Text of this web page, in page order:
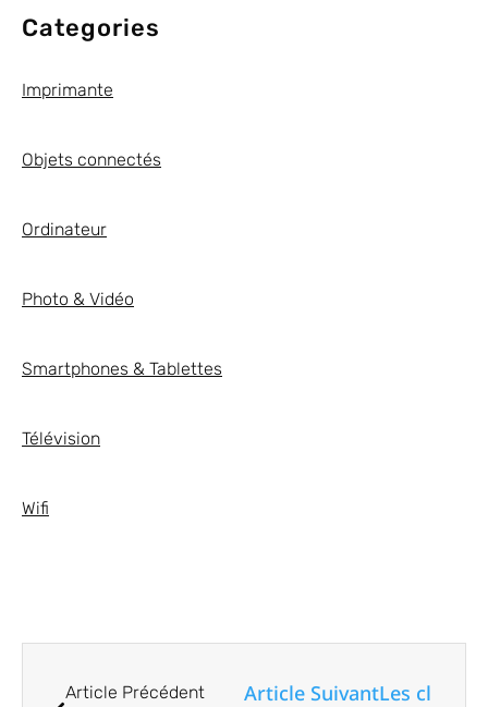
Categories
Imprimante
Objets connectés
Ordinateur
Photo & Vidéo
Smartphones & Tablettes
Télévision
Wifi
Article Précédent Article SuivantLes clés